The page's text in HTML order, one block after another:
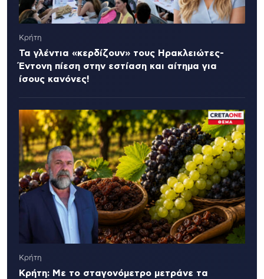
Κρήτη
Τα γλέντια «κερδίζουν» τους Ηρακλειώτες-
Έντονη πίεση στην εστίαση και αίτημα για
ίσους κανόνες!
Κρήτη
Κρήτη: Με το σταγονόμετρο μετράνε τα